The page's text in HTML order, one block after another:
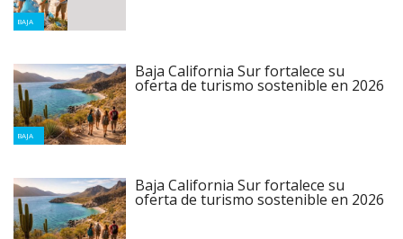
BAJA
BAJA
Baja California Sur fortalece su
oferta de turismo sostenible en 2026
Baja California Sur fortalece su
oferta de turismo sostenible en 2026